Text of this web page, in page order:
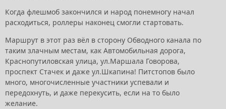
Когда флешмоб закончился и народ понемногу начал
расходиться, роллеры наконец смогли стартовать.
Маршрут в этот раз вёл в сторону Обводного канала по
таким злачным местам, как Автомобильная дорога,
Краснопутиловская улица, ул.Маршала Говорова,
проспект Стачек и даже ул.Шкапина! Питстопов было
много, многочисленные участники успевали и
передохнуть, и даже перекусить, если на то было
желание.